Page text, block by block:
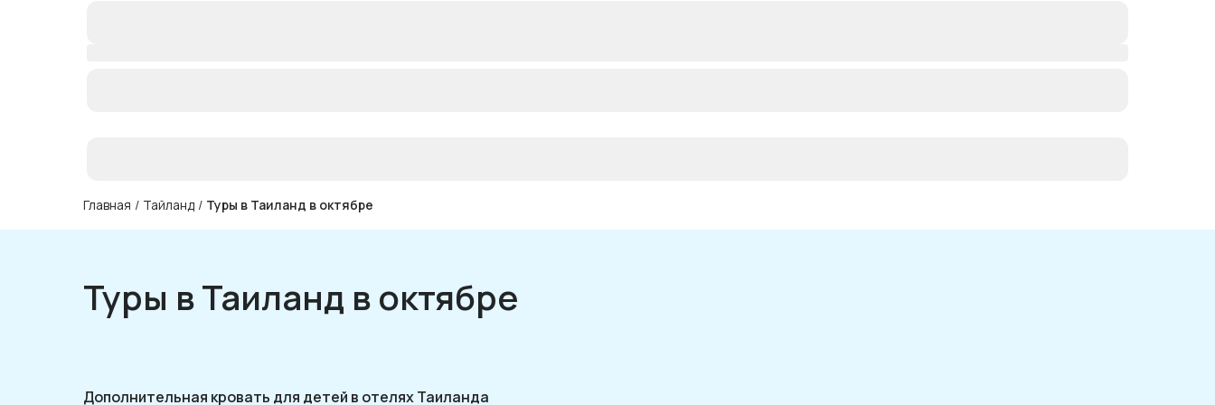
Главная / Тайланд / Туры в Таиланд в октябре
Туры в Таиланд в октябре
Дополнительная кровать для детей в отелях Таиланда